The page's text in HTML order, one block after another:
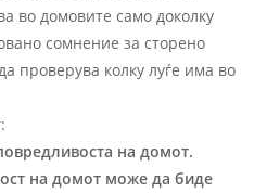
во домовите само доколку
сомнение за сторено
проверува колку луѓе има во
на домот.
на домот може да биде